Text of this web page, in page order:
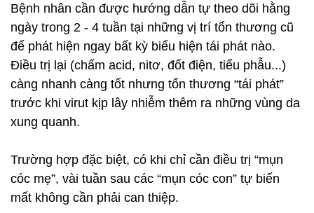
Bệnh nhân cần được hướng dẫn tự theo dõi hằng
ngày trong 2 - 4 tuần tại những vị trí tổn thương cũ
để phát hiện ngay bất kỳ biểu hiện tái phát nào.
Điều trị lại (chấm acid, nitơ, đốt điện, tiểu phẫu...)
càng nhanh càng tốt nhưng tổn thương “tái phát”
trước khi virut kịp lây nhiễm thêm ra những vùng da
xung quanh.
Trường hợp đặc biệt, có khi chỉ cần điều trị “mụn
cóc mẹ”, vài tuần sau các “mụn cóc con” tự biến
mất không cần phải can thiệp.